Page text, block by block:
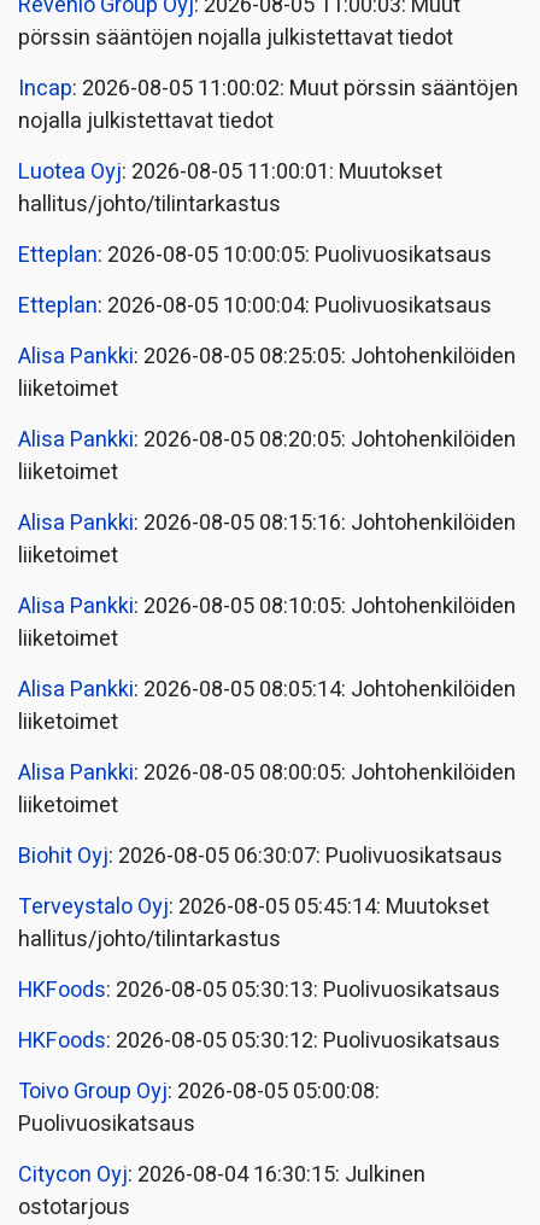
pörssin sääntöjen nojalla julkistettavat tiedot
Incap: 2026-08-05 11:00:02: Muut pörssin sääntöjen
nojalla julkistettavat tiedot
Luotea Oyj: 2026-08-05 11:00:01: Muutokset
hallitus/johto/tilintarkastus
Etteplan: 2026-08-05 10:00:05: Puolivuosikatsaus
Etteplan: 2026-08-05 10:00:04: Puolivuosikatsaus
Alisa Pankki: 2026-08-05 08:25:05: Johtohenkilöiden
liiketoimet
Alisa Pankki: 2026-08-05 08:20:05: Johtohenkilöiden
liiketoimet
Alisa Pankki: 2026-08-05 08:15:16: Johtohenkilöiden
liiketoimet
Alisa Pankki: 2026-08-05 08:10:05: Johtohenkilöiden
liiketoimet
Alisa Pankki: 2026-08-05 08:05:14: Johtohenkilöiden
liiketoimet
Alisa Pankki: 2026-08-05 08:00:05: Johtohenkilöiden
liiketoimet
Biohit Oyj: 2026-08-05 06:30:07: Puolivuosikatsaus
Terveystalo Oyj: 2026-08-05 05:45:14: Muutokset
hallitus/johto/tilintarkastus
HKFoods: 2026-08-05 05:30:13: Puolivuosikatsaus
HKFoods: 2026-08-05 05:30:12: Puolivuosikatsaus
Toivo Group Oyj: 2026-08-05 05:00:08:
Puolivuosikatsaus
Citycon Oyj: 2026-08-04 16:30:15: Julkinen
ostotarjous